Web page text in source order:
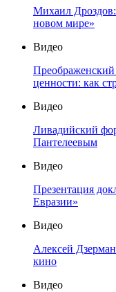
Михаил Дроздов:
новом мире»
Видео
ценности: как
Видео
Ливадийский
Пантелеевым
Видео
Презентация
Евразии»
Видео
Алексей
кино
Видео